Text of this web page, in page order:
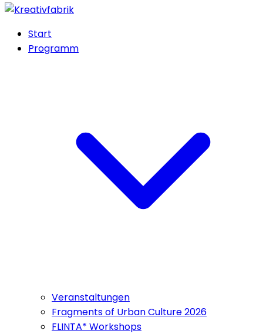
Start
Programm
Veranstaltungen
Fragments of Urban Culture 2026
FLINTA* Workshops